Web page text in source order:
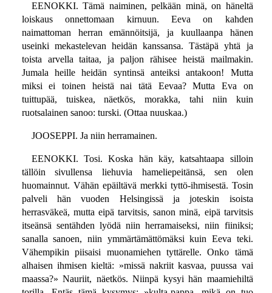
EENOKKI. Tämä naiminen, pelkään minä, on häneltä
loiskaus onnettomaan kirnuun. Eeva on kahden
naimattoman herran emännöitsijä, ja kuullaanpa hänen
useinki mekastelevan heidän kanssansa. Tästäpä yhtä ja
toista arvella taitaa, ja paljon rähisee heistä mailmakin.
Jumala heille heidän syntinsä anteiksi antakoon! Mutta
miksi ei toinen heistä nai tätä Eevaa? Mutta Eva on
tuittupää, tuiskea, näetkös, morakka, tahi niin kuin
ruotsalainen sanoo: turski. (Ottaa nuuskaa.)
JOOSEPPI. Ja niin herramainen.
EENOKKI. Tosi. Koska hän käy, katsahtaapa silloin
tällöin sivullensa liehuvia hameliepeitänsä, sen olen
huomainnut. Vähän epäiltävä merkki tyttö-ihmisestä. Tosin
palveli hän vuoden Helsingissä ja joteskin isoista
herrasväkeä, mutta eipä tarvitsis, sanon minä, eipä tarvitsis
itseänsä sentähden lyödä niin herramaiseksi, niin fiiniksi;
sanalla sanoen, niin ymmärtämättömäksi kuin Eeva teki.
Vähempikin piisaisi muonamiehen tyttärelle. Onko tämä
alhaisen ihmisen kieltä: »missä nakriit kasvaa, puussa vai
maassa?» Nauriit, näetkös. Niinpä kysyi hän maamiehiltä